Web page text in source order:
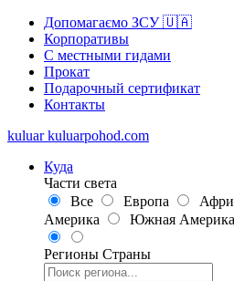
Допомагаємо ЗСУ 🇺🇦
Корпоративы
С местными гидами
Прокат
Подарочный сертификат
Контакты
kuluar kuluarpohod.com
Куда
Части света
Все
Европа
Америка
Южная Америка
Регионы Страны